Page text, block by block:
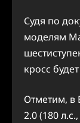
Судя по
моделям
кросс
Отметим, в
2.0 (180